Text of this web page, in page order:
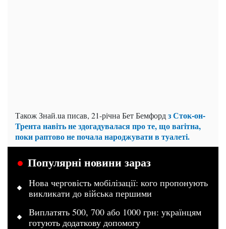
Також Знай.ua писав, 21-річна Бет Бемфордз Сток-он-
Трента навіть не здогадувалася про те, що вагітна,
поки раптово не почала народжувати в туалеті.
Популярні новини зараз
Нова черговість мобілізації: кого пропонують
викликати до війська першими
Виплатять 500, 700 або 1000 грн: українцям
готують додаткову допомогу